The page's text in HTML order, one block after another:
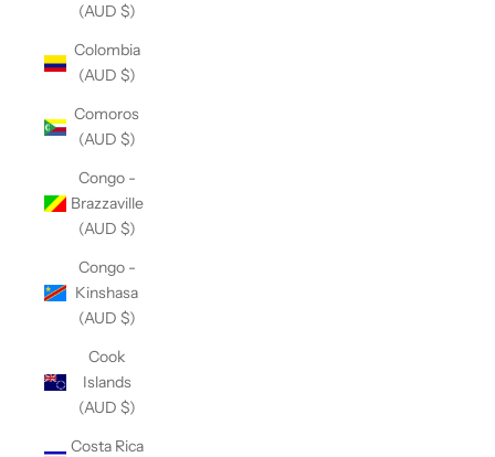
(AUD $)
Colombia
(AUD $)
Comoros
(AUD $)
Congo -
Brazzaville
(AUD $)
Congo -
Kinshasa
(AUD $)
Cook
Islands
(AUD $)
Costa Rica